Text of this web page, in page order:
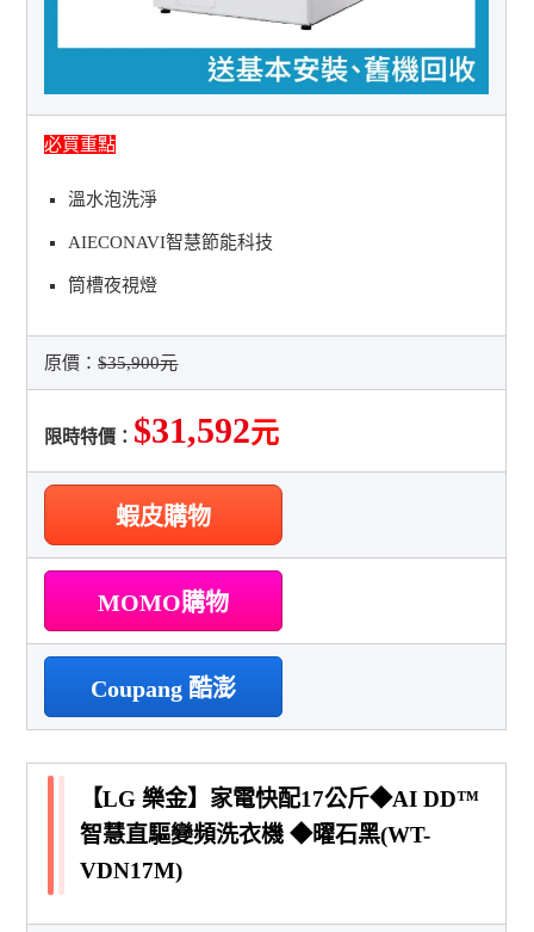
必買重點
溫水泡洗淨
AIECONAVI智慧節能科技
筒槽夜視燈
原價：$35,900元
限時特價： $31,592元
蝦皮購物
MOMO購物
Coupang 酷澎
【LG 樂金】家電快配17公斤◆AI DD™
智慧直驅變頻洗衣機 ◆曜石黑(WT-
VDN17M)